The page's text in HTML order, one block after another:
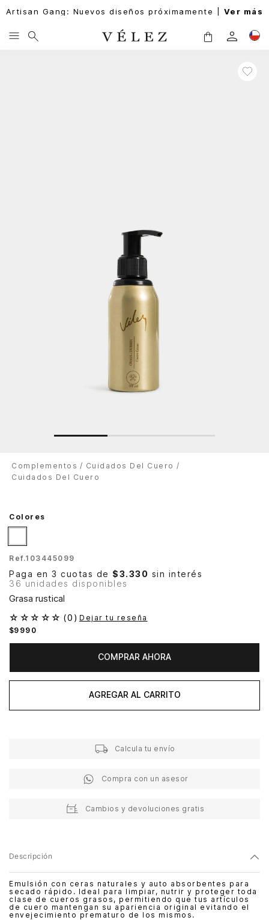
Artisan Gang: Nuevos diseños próximamente | Ver más
Complementos
Cuidados Del Cuero
Cuidados Del Cuero
Colores
Ref.103445099
Paga en 3 cuotas de $3.330 sin interés
36 unidades disponibles
Grasa rustical
☆ ☆ ☆ ☆ ☆ (0 ) Dejar tu reseña
$9990
COMPRAR AHORA
AGREGAR AL CARRITO
Calcula tu envío
Compra con un asesor
Cambios y devoluciones gratis
Descripción
Emulsión con ceras naturales y auto absorbentes para
secado rápido. Ideal para limpiar, nutrir y proteger toda
clase de cueros grasos, permitiendo que tus artículos
de cuero mantengan su apariencia original evitando el
envejecimiento prematuro de los mismos.